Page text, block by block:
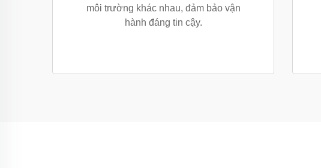
môi trường khác nhau, đảm bảo vận
hành đáng tin cậy.